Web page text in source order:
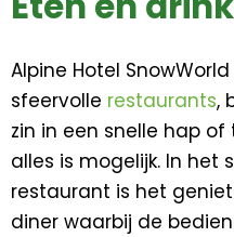
Alpine Hotel
sfeervolle restaurants,
zin in een snelle hap
alles is mogelijk. In het
restaurant is het
diner waarbij de